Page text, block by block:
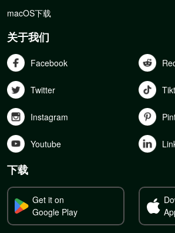
macOS下载
关于我们
Facebook
Twitter
Instagram
Youtube
下载
Get it on
Google Play